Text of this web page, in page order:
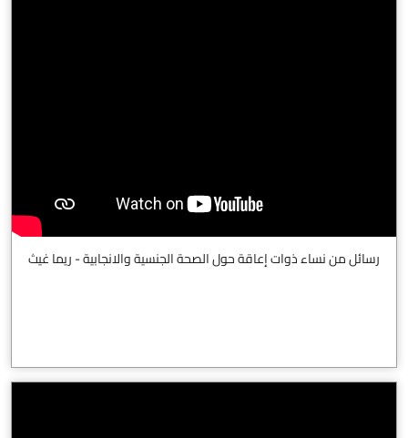
رسائل من نساء ذوات إعاقة حول الصحة الجنسية والانجابية - ريما غيث